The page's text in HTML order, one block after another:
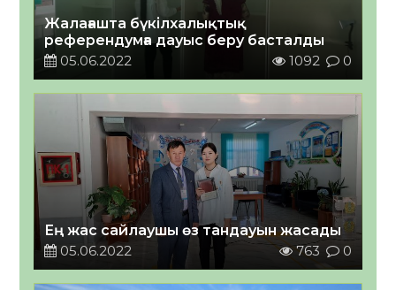
Жалағашта бүкілхалықтық
референдумға дауыс беру басталды
05.06.2022
1092 0
Ең жас сайлаушы өз тандауын жасады
05.06.2022
763 0